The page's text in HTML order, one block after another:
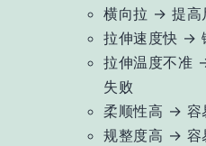
横向拉 → 提高
拉伸速度快 →
拉伸温度不准
失败
柔顺性高 → 容
规整度高 → 容